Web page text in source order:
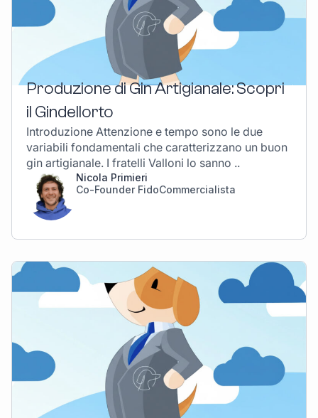
Produzione di Gin Artigianale: Scopri
il Gindellorto
Introduzione Attenzione e tempo sono le due
variabili fondamentali che caratterizzano un buon
gin artigianale. I fratelli Valloni lo sanno ..
Nicola Primieri
Co-Founder FidoCommercialista